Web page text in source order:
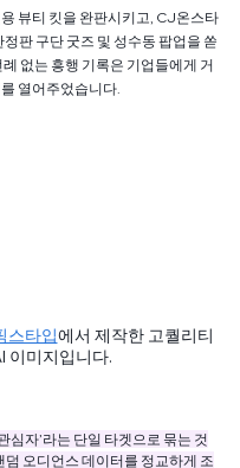
뷰티 킷을 완판시키고, CJ온스타
판 구단 굿즈 및 성수동 팝업을 쏟
없는 흥행 기록은 기업들에게 거
열어주었습니다.
스타입에서 제작한 고퀄리티
이미지입니다.
심자’라는 단일 타겟으로 묶는 것
덤 오디언스 데이터를 정교하게 조